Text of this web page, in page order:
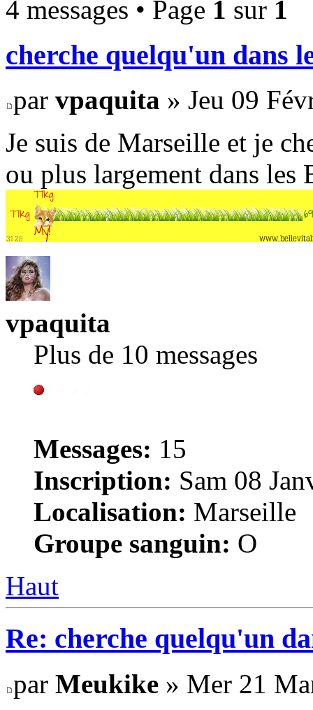
4 messages • Page 1 sur 1
cherche quelqu'un dans
par vpaquita » Jeu 09
Je suis de Marseille et je
ou plus largement dans les
vpaquita
Plus de 10 messages
Messages: 15
Inscription: Sam 08
Localisation: Marseille
Groupe sanguin: O
Haut
Re: cherche quelqu'un
par Meukike » Mer 21